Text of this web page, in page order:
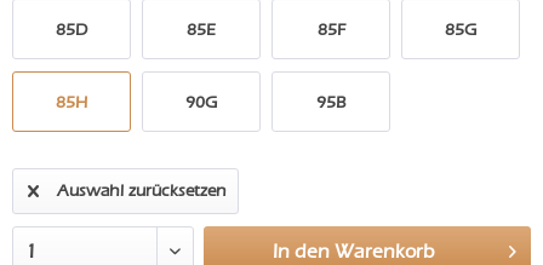
85D 85E 85F 85G
85H 90G 95B
Auswahl zurücksetzen
In den Warenkorb